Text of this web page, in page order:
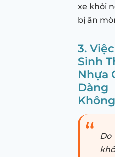
xe khỏi
bị ăn
3.
Sinh
Nhựa
Dàng
Do